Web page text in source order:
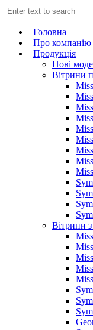
Головна
Про компанію
Продукція
Нові
Вітрини
Вітрини